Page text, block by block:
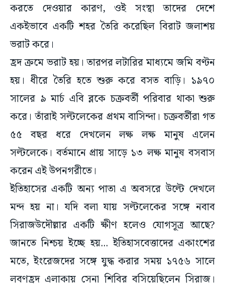
করতে দেওয়ার কারণ, ওই সংস্থা তাদের দেশে
একইভাবে একটি শহর তৈরি করেছিল বিরাট জলাশয়
ভরাট করে।
হ্রদ ক্রমে ভরাট হয়। তারপর লটারির মাধ্যমে জমি বণ্টন
হয়। ধীরে তৈরি হতে শুরু করে বসত বাড়ি। ১৯৭০
সালের ৯ মার্চ এবি ব্লকে চক্রবর্তী পরিবার থাকা শুরু
করে। তাঁরাই সল্টলেকের প্রথম বাসিন্দা। চক্রবর্তীরা গত
৫৫ বছর ধরে দেখলেন লক্ষ লক্ষ মানুষ এলেন
সল্টলেকে। বর্তমানে প্রায় সাড়ে ১৩ লক্ষ মানুষ বসবাস
করেন এই উপনগরীতে।
ইতিহাসের একটি অন্য পাতা এ অবসরে উল্টে দেখলে
মন্দ হয় না। যদি বলা যায় সল্টলেকের সঙ্গে নবাব
সিরাজউদৌল্লার একটি ক্ষীণ হলেও যোগসূত্র আছে?
জানতে নিশ্চয় ইচ্ছে হয়... ইতিহাসবেত্তাদের একাংশের
মতে, ইংরেজদের সঙ্গে যুদ্ধ করার সময় ১৭৫৬ সালে
লবণহ্রদ এলাকায় সেনা শিবির বসিয়েছিলেন সিরাজ।